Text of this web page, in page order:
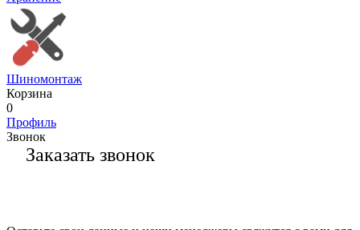
Шиномонтаж
Корзина
0
Профиль
Звонок
Заказать звонок